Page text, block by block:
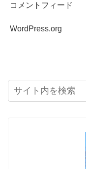
コメントフィード
WordPress.org